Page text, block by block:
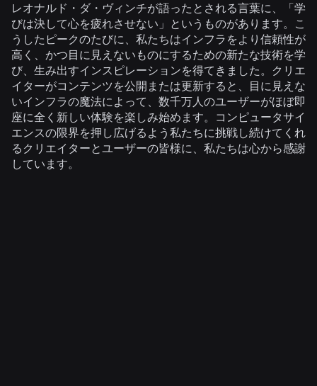
レオナルド・ダ・ヴィンチが語ったとされる言葉に、「学
びは決して心を疲れさせない」というものがあります。こ
うしたピークのたびに、私たちはインフラをより信頼性が
高く、かつ目に見えないものにするための新たな技術を学
び、生み出すインスピレーションを得てきました。クリエ
イターがコンテンツを公開または更新すると、目に見えな
いインフラの魔法によって、数千万人のユーザーがほぼ即
座に全く新しい体験を楽しみ始めます。コンピュータサイ
エンスの限界を押し広げるよう私たちに挑戦し続けてくれ
るクリエイターとユーザーの皆様に、私たちは心から感謝
しています。